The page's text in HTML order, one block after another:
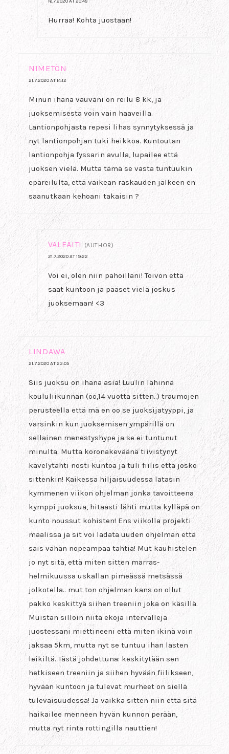
Hurraa! Kohta juostaan!
NIMETÖN
21.7.2020 AT 14:12
Minun ihana vauvani on reilu 8 kk, ja
juoksemisesta voin vain haaveilla.
Lantionpohjasta repesi lihas synnytyksessä ja
nyt lantionpohjan tuki heikkoa. Kuntoutan
lantionpohja fyssarin avulla, lupailee että
juoksen vielä. Mutta tämä se vasta tuntuukin
epäreilulta, että vaikean raskauden jälkeen en
saanutkaan kehoani takaisin ?
VALEÄITI (AUTHOR)
21.7.2020 AT 19:22
Voi ei, olen niin pahoillani! Toivon että
saat kuntoon ja pääset vielä joskus
juoksemaan! <3
LINDAWA
21.7.2020 AT 23:05
Siis juoksu on ihana asia! Luulin lähinnä
koululiikunnan (öö,14 vuotta sitten..) traumojen
perusteella että mä en oo se juoksijatyyppi, ja
varsinkin kun juoksemisen ympärillä on
sellainen menestyshype ja se ei tuntunut
minulta. Mutta koronakeväänä tiivistynyt
kävelytahti nosti kuntoa ja tuli fiilis että josko
sittenkin! Kaikessa hiljaisuudessa latasin
kymmenen viikon ohjelman jonka tavoitteena
kymppi juoksua, hitaasti lähti mutta kylläpä on
kunto noussut kohisten! Ens viikolla projekti
maalissa ja sit voi ladata uuden ohjelman että
sais vähän nopeampaa tahtia! Mut kauhistelen
jo nyt sitä, että miten sitten marras-
helmikuussa uskallan pimeässä metsässä
jolkotella.. mut ton ohjelman kans on ollut
pakko keskittyä siihen treeniin joka on käsillä.
Muistan silloin niitä ekoja intervalleja
juostessani miettineeni että miten ikinä voin
jaksaa 5km, mutta nyt se tuntuu ihan lasten
leikiltä. Tästä johdettuna: keskitytään sen
hetkiseen treeniin ja siihen hyvään fiilikseen,
hyvään kuntoon ja tulevat murheet on siellä
tulevaisuudessa! Ja vaikka sitten niin että sitä
haikailee menneen hyvän kunnon perään,
mutta nyt rinta rottingilla nauttien!